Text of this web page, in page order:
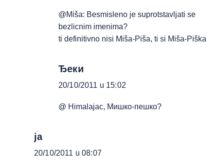
@Miša: Besmisleno je suprotstavljati se
bezlicnim imenima?
ti definitivno nisi Miša-Piša, ti si Miša-Piška
Ђеки
20/10/2011 u 15:02
@ Himalajac, Мишко-пешко?
ja
20/10/2011 u 08:07